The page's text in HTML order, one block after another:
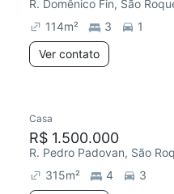
R. Domênico Fin, São
114m² 3
1
Ver contato
Casa
R$ 1.500.000
R. Pedro Padovan, São
315m² 4
3